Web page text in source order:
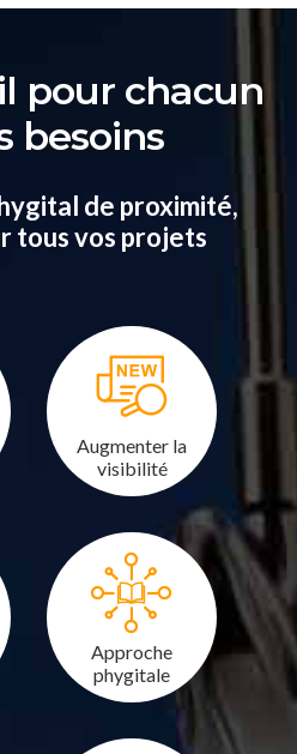
pour chacun
besoins
de proximité,
tous vos projets
Augmenter la
visibilité
Approche
phygitale